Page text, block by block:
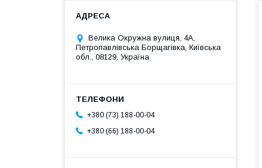
Велика Окружна вулиця, 4А,
Петропавлівська Борщагівка, Київська
обл., 08129, Україна
+380 (73) 188-00-04
+380 (66) 188-00-04